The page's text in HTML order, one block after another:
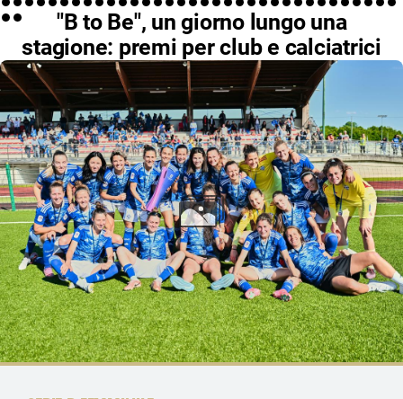
Assicurazione
Cerca
Whistleblowing
Area
Media
Contatti
Assicurazione
"B to Be", un giorno lungo una
stagione: premi per club e calciatrici